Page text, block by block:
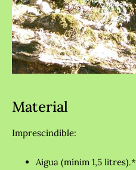
Material
Imprescindible:
Aigua (mínim 1,5 litres).*